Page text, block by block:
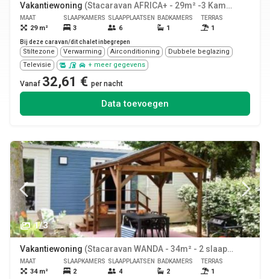
Vakantiewoning (Stacaravan AFRICA+ - 29m² -3 Kamers + Airconditioning)
MAAT
29 m²
SLAAPKAMERS
3
SLAAPPLAATSEN
6
BADKAMERS
1
TERRAS
1
Bij deze caravan/dit chalet inbegrepen
Stiltezone Verwarming Airconditioning
Dubbele beglazing
Televisie
+ meer gegevens
Vanaf 32,61 € per nacht
Data toevoegen
1/3
Vakantiewoning (Stacaravan WANDA - 34m² - 2 slaapkamers - 2 badkamers)
MAAT
34 m²
SLAAPKAMERS
2
SLAAPPLAATSEN
4
BADKAMERS
2
TERRAS
1